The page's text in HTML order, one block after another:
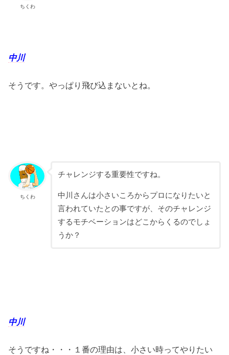
ちくわ
中川
そうです。やっぱり飛び込まないとね。
ちくわ
チャレンジする重要性ですね。
中川さんは小さいころからプロになりたいと
言われていたとの事ですが、そのチャレンジ
するモチベーションはどこからくるのでしょ
うか？
中川
そうですね・・・１番の理由は、小さい時ってやりたい